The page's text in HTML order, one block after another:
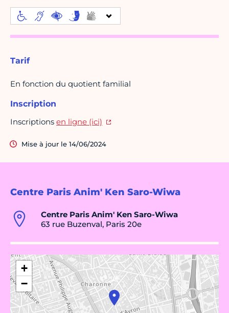
Centre Paris Anim' Ken Saro-Wiwa
Centre Paris Anim' Ken Saro-Wiwa
63 rue Buzenval, Paris 20e
+
−
Tarif
En fonction du quotient familial
Inscription
Inscriptions en ligne (ici)
Mise à jour le 14/06/2024